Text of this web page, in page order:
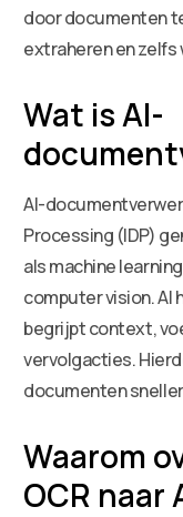
door documenten
extraheren en
Wat is AI-
AI-
Processing (IDP)
als machine
computer vision. AI
begrijpt context,
vervolgacties.
documenten
Waarom
OCR naar